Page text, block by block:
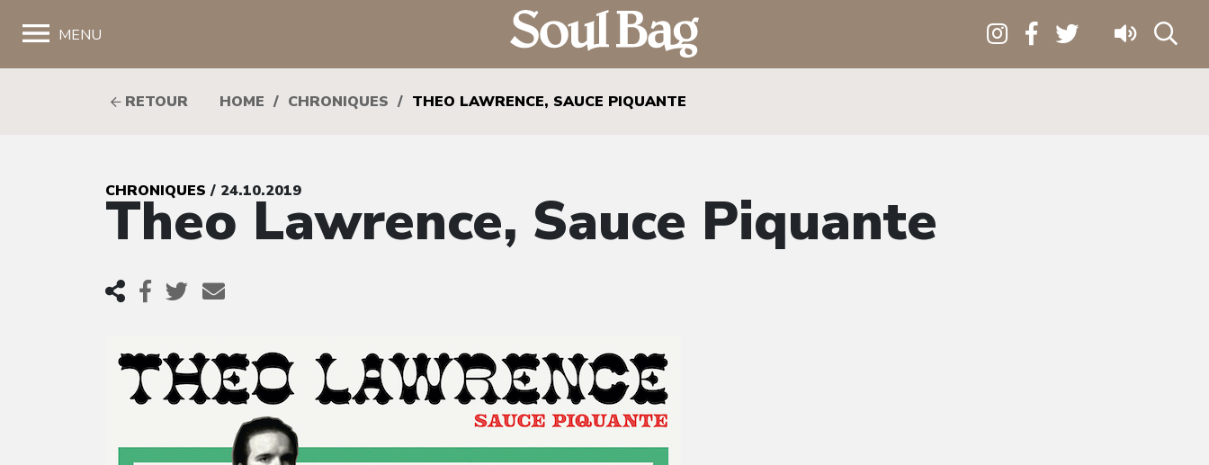
MENU
RETOUR HOME / CHRONIQUES / THEO LAWRENCE, SAUCE PIQUANTE
CHRONIQUES / 24.10.2019
Theo Lawrence, Sauce Piquante